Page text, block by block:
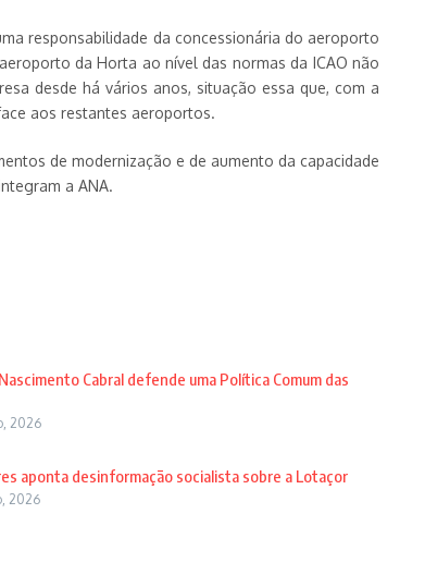
responsabilidade da concessionária do aeroporto
da Horta ao nível das normas da ICAO não
desde há vários anos, situação essa que, com a
aos restantes aeroportos.
de modernização e de aumento da capacidade
a ANA.
Cabral defende uma Política Comum das
2026
aponta desinformação socialista sobre a Lotaçor
2026